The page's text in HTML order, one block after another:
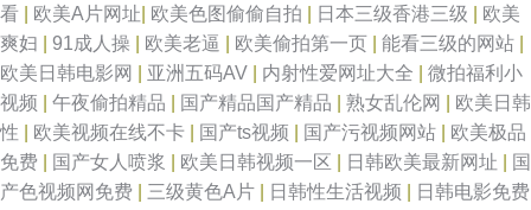
看
欧美A片网址 欧美色图偷偷自拍 日本三级香港三级
欧美
爽妇
91成人操 欧美老逼 欧美偷拍第一页 能看三级的网站
欧美日韩电影网
亚洲五码AV 内射性爱网址大全
微拍福利小
视频
午夜偷拍精品 国产精品国产精品 熟女乱伦网
欧美日韩
性
欧美视频在线不卡 国产ts视频 国产污视频网站
欧美极品
免费
国产女人喷浆 欧美日韩视频一区 日韩欧美最新网址
国
产色视频网免费
三级黄色A片 日韩性生活视频
日韩电影免费